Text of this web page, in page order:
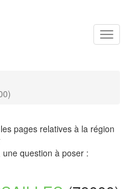
pages relatives à la région
question à poser :